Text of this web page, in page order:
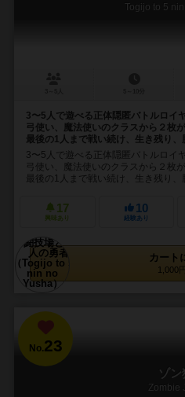
Togijo to 5
3〜5人で遊べる正体隠匿バトルロイ
弓使い、魔法使いのクラスから２枚
最後の1人まで戦い続け、生き残り、
3〜5人で遊べる正体隠匿バトルロイ
弓使い、魔法使いのクラスから２枚
最後の1人まで戦い続け、生き残り、
17
興味あり
10
経験あり
カート
1,000
No.23
ゾン
Zombie